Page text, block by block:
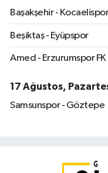
Başakşehir - Kocaelispor
Beşiktaş - Eyüpspor
Amed - Erzurumspor FK
17 Ağustos,
Samsunspor - Göztepe